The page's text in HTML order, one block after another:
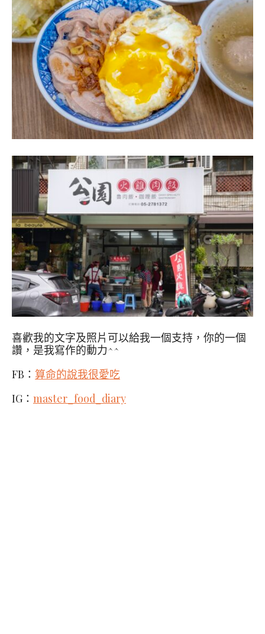
喜歡我的文字及照片可以給我一個支持，你的一個
讚，是我寫作的動力^^
FB： 算命的說我很愛吃
IG： master_food_diary